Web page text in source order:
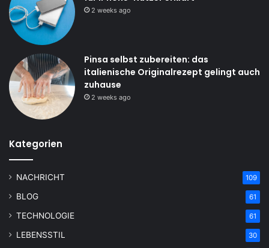
2 weeks ago
Pinsa selbst zubereiten: das
italienische Originalrezept gelingt auch
zuhause
2 weeks ago
Kategorien
NACHRICHT 109
BLOG 61
TECHNOLOGIE 61
LEBENSSTIL 30